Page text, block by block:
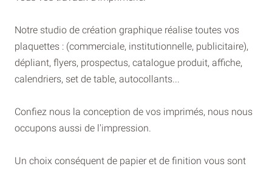
Notre studio de création graphique réalise toutes vos
plaquettes : (commerciale, institutionnelle, publicitaire),
dépliant, flyers, prospectus, catalogue produit, affiche,
calendriers, set de table, autocollants...
Confiez nous la conception de vos imprimés, nous nous
occupons aussi de l'impression.
Un choix conséquent de papier et de finition vous sont